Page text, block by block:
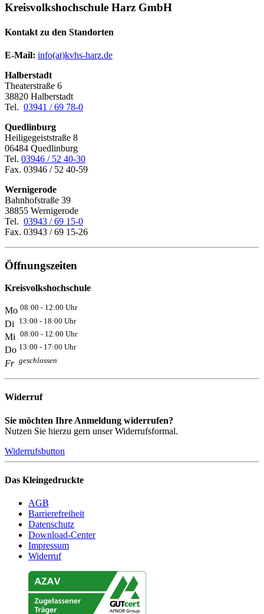
Kreisvolkshochschule Harz GmbH
Kontakt zu den Standorten
E-Mail: info(at)kvhs-harz.de
Halberstadt
Theaterstraße 6
38820 Halberstadt
Tel. 03941 / 69 78-0
Quedlinburg
Heiligegeiststraße 8
06484 Quedlinburg
Tel. 03946 / 52 40-30
Fax. 03946 / 52 40-59
Wernigerode
Bahnhofstraße 39
38855 Wernigerode
Tel. 03943 / 69 15-0
Fax. 03943 / 69 15-26
Öffnungszeiten
Kreisvolkshochschule
Mo 08:00 - 12:00 Uhr
Di 13:00 - 18:00 Uhr
Mi 08:00 - 12:00 Uhr
Do 13:00 - 17:00 Uhr
Fr geschlossen
Widerruf
Sie möchten Ihre Anmeldung widerrufen?
Nutzen Sie hierzu gern unser Widerrufsformal.
Widerrufsbutton
Das Kleingedruckte
AGB
Barrierefreiheit
Datenschutz
Download-Center
Impressum
Widerruf